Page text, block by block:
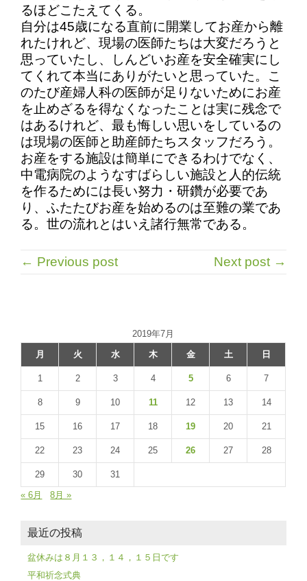
るほどこたえてくる。
自分は45歳になる直前に開業してお産から離
れたけれど、現場の医師たちは大変だろうと
思っていたし、しんどいお産を安全確実にし
てくれて本当にありがたいと思っていた。こ
のたび産婦人科の医師が足りないためにお産
を止めざるを得なくなったことは実に残念で
はあるけれど、最も悔しい思いをしているの
は現場の医師と助産師たちスタッフだろう。
お産をする施設は簡単にできるわけでなく、
中電病院のようなすばらしい施設と人的伝統
を作るためには長い努力・研鑽が必要であ
り、ふたたびお産を始めるのは至難の業であ
る。世の流れとはいえ諸行無常である。
← Previous post Next post →
2019年7月
月
火 水 木 金 土 日
1 2 3 4 5 6 7
8 9 10 11 12 13 14
15 16 17 18 19 20 21
22 23 24 25 26 27 28
29 30
31
« 6月
8月 »
最近の投稿
盆休みは８月１３，１４，１５日です
平和祈念式典